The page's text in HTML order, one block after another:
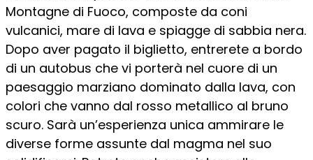
Montagne di Fuoco, composte da coni
vulcanici, mare di lava e spiagge di sabbia nera.
Dopo aver pagato il biglietto, entrerete a bordo
di un autobus che vi porterà nel cuore di un
paesaggio marziano dominato dalla lava, con
colori che vanno dal rosso metallico al bruno
scuro. Sarà un’esperienza unica ammirare le
diverse forme assunte dal magma nel suo